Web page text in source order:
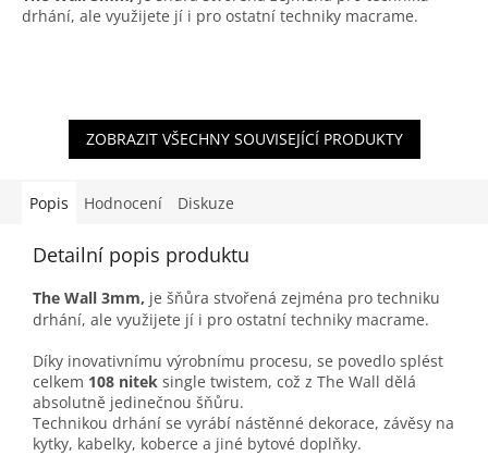
drhání, ale využijete jí i pro ostatní techniky macrame.
ZOBRAZIT VŠECHNY SOUVISEJÍCÍ PRODUKTY
Popis Hodnocení Diskuze
Detailní popis produktu
The Wall 3mm, je šňůra stvořená zejména pro techniku
drhání, ale využijete jí i pro ostatní techniky macrame.
Díky inovativnímu výrobnímu procesu, se povedlo splést
celkem 108 nitek single twistem, což z The Wall dělá
absolutně jedinečnou šňůru.
Technikou drhání se vyrábí nástěnné dekorace, závěsy na
kytky, kabelky, koberce a jiné bytové doplňky.